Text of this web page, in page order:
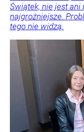
Świątek, nie jest
najgroźniejsze.
tego nie widzą.